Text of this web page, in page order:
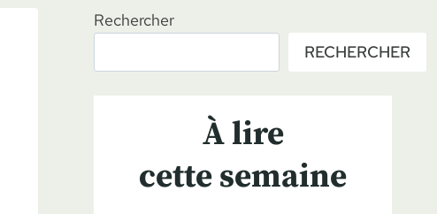
Rechercher
RECHERCHER
À lire
cette semaine